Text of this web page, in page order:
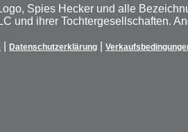
Spies Hecker und alle
und ihrer Tochtergesellschaften.
Datenschutzerklärung